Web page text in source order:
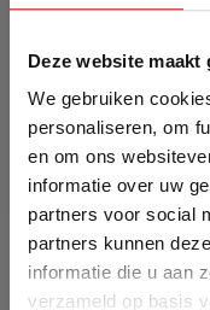
Deze website
We gebruiken
personaliseren, om
en om ons
informatie over uw
partners voor social
partners kunnen
informatie die u aan
verzameld op basis